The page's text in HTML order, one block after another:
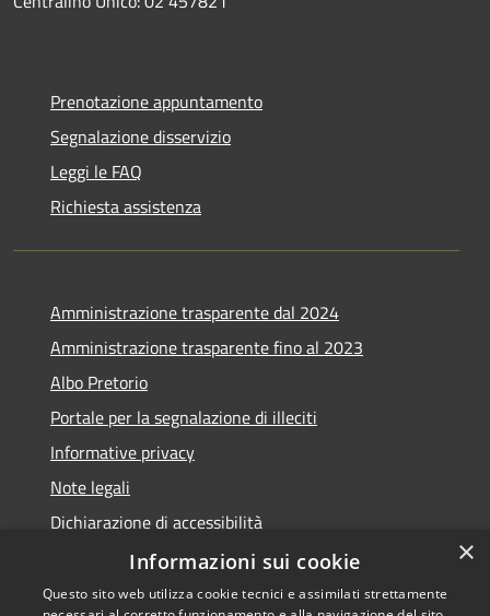
Prenotazione appuntamento
Segnalazione disservizio
Leggi le FAQ
Richiesta assistenza
Amministrazione trasparente dal 2024
Amministrazione trasparente fino al 2023
Albo Pretorio
Portale per la segnalazione di illeciti
Informative privacy
Note legali
Dichiarazione di accessibilità
Segnalazioni di inaccessibilità
×
Informazioni sui cookie
Questo sito web utilizza cookie tecnici e assimilati strettamente